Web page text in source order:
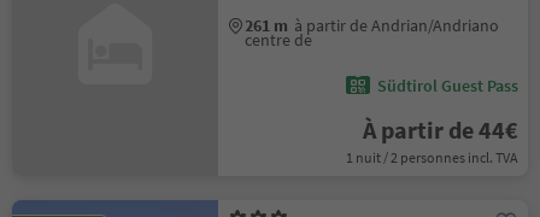
261 m à partir de Andrian/Andriano
centre de
Südtirol Guest Pass
À partir de 44€
1 nuit / 2 personnes incl. TVA